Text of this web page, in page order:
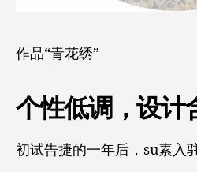
作品“青花绣”
个性低调，设计
初试告捷的一年后，su素入